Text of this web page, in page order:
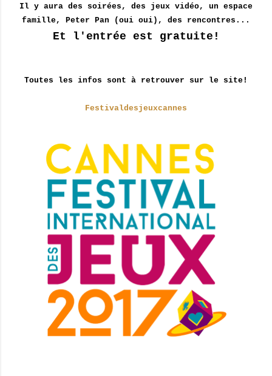
Il y aura des soirées, des jeux vidéo, un espace
famille, Peter Pan (oui oui), des rencontres...
Et l'entrée est gratuite!
Toutes les infos sont à retrouver sur le site!
Festivaldesjeuxcannes